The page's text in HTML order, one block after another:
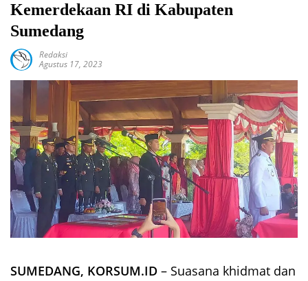
Kemerdekaan RI di Kabupaten
Sumedang
Redaksi
Agustus 17, 2023
SUMEDANG, KORSUM.ID – Suasana khidmat dan